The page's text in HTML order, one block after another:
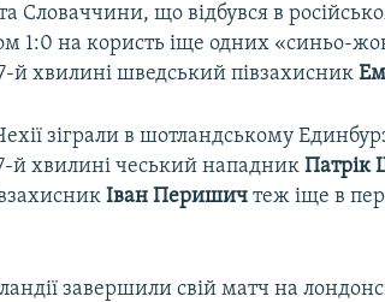
Словаччини, що відбувся в
1:0 на користь іще одних «синьо-
й хвилині шведський півзахисник
зіграли в шотландському
й хвилині чеський нападникПатрік
Іван Перишич теж іще в
завершили свій матч на